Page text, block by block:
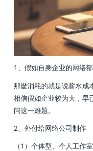
1、假如自身企业的网络
那麼消耗的就是说薪水成
相信假如企业较为大，早
问这一难题。
2、外付给网络公司制作
（1）个体型、个人工作